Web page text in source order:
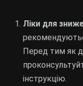
Ліки для
Перед тим як
інструкцію.